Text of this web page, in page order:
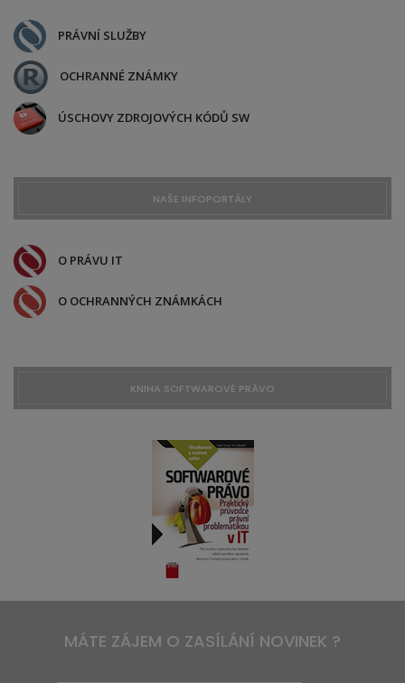
PRÁVNÍ SLUŽBY
OCHRANNÉ ZNÁMKY
ÚSCHOVY ZDROJOVÝCH KÓDŮ SW
NAŠE INFOPORTÁLY
O PRÁVU IT
O OCHRANNÝCH ZNÁMKÁCH
KNIHA SOFTWAROVÉ PRÁVO
MÁTE ZÁJEM O ZASÍLÁNÍ NOVINEK ?